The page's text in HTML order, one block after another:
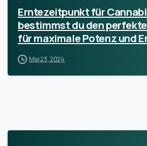
Erntezeitpunkt für
bestimmst du den
für maximale Potenz und
Mai 23, 2024